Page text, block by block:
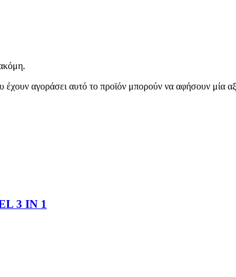
έχουν αγοράσει αυτό το προϊόν μπορούν να αφήσουν μία
3 ΙΝ 1